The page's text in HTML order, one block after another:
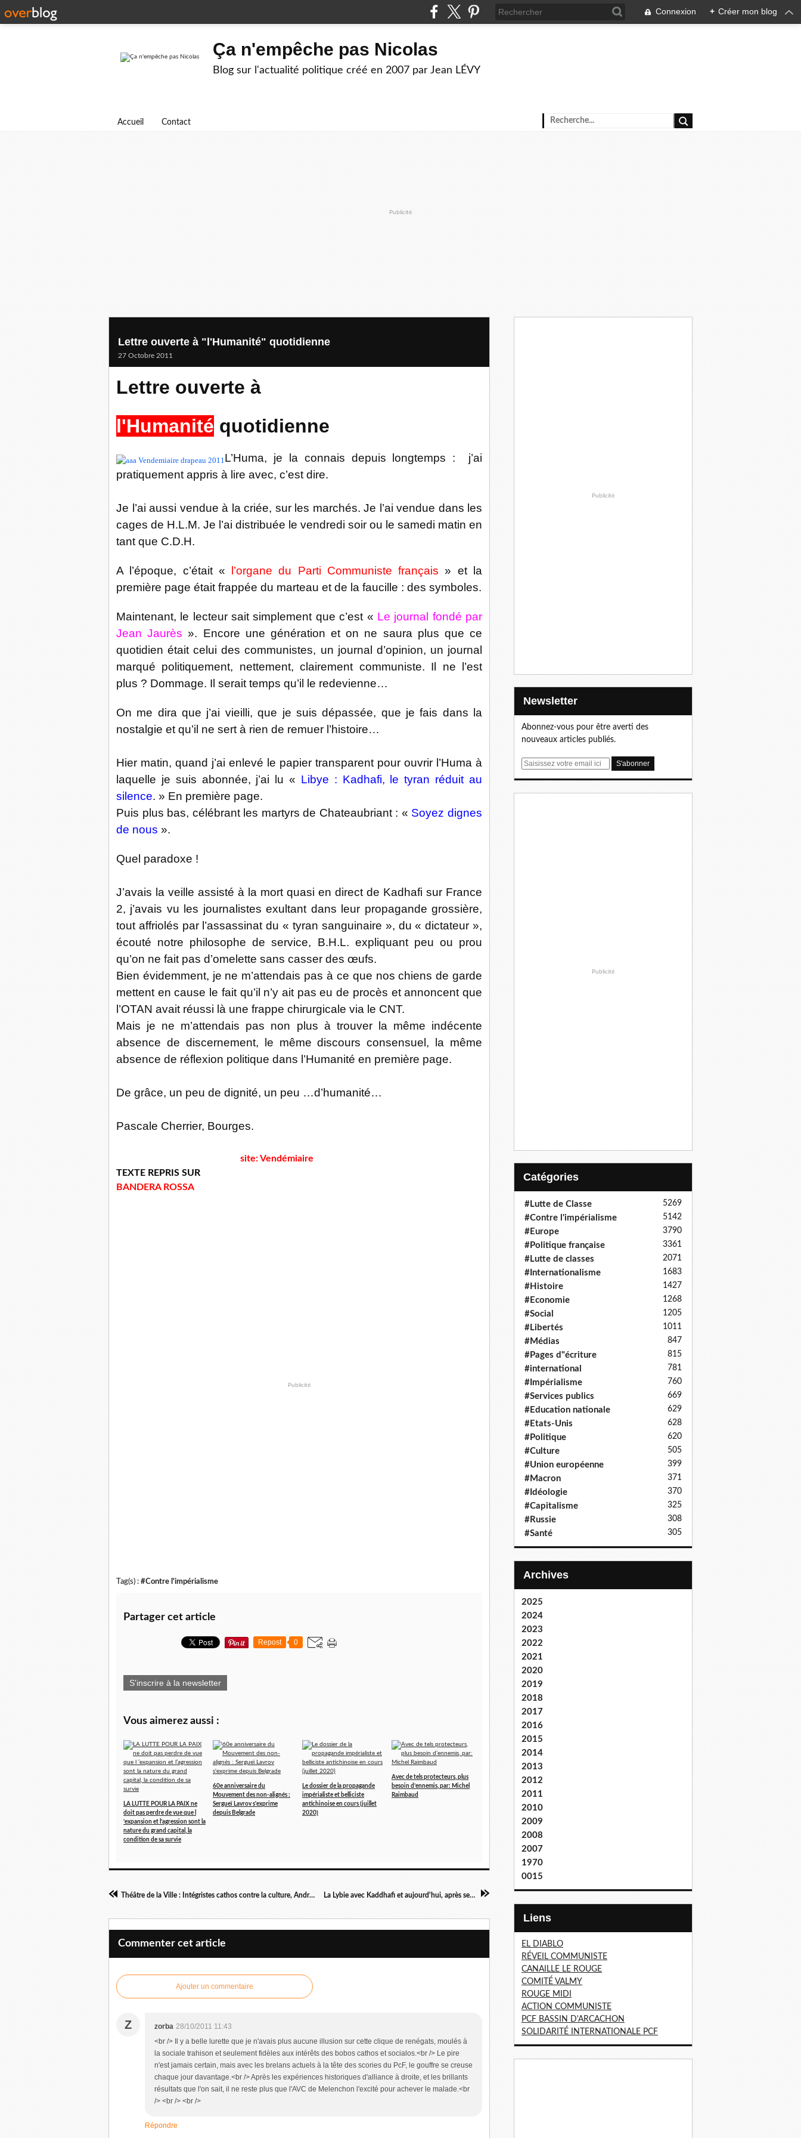
Connexion + Créer mon blog
Ça n'empêche pas Nicolas
Blog sur l'actualité politique créé en 2007 par Jean LÉVY
Accueil Contact
Publicité
Lettre ouverte à "l'Humanité" quotidienne
27 Octobre 2011
Lettre ouverte à
l'Humanité quotidienne
L’Huma, je la connais depuis longtemps :
j’ai
pratiquement appris à lire avec, c’est dire.
Je l’ai aussi vendue à la criée, sur les marchés. Je l’ai vendue dans les
cages de H.L.M. Je l’ai distribuée le vendredi soir ou le samedi matin en
tant que C.D.H.
A l’époque, c’était « l’organe du Parti Communiste français» et la
première page était frappée du marteau et de la faucille : des symboles.
Maintenant, le lecteur sait simplement que c’est « Le journal fondé par
Jean Jaurès». Encore une génération et on ne saura plus que ce
quotidien était celui des communistes, un journal d’opinion, un journal
marqué politiquement, nettement, clairement communiste. Il ne l’est
plus ? Dommage. Il serait temps qu’il le redevienne…
On me dira que j’ai vieilli, que je suis dépassée, que je fais dans la
nostalgie et qu’il ne sert à rien de remuer l’histoire…
Hier matin, quand j’ai enlevé le papier transparent pour ouvrir l’Huma à
laquelle je suis abonnée, j’ai lu « Libye : Kadhafi, le tyran réduit au
silence. » En première page.
Puis plus bas, célébrant les martyrs de Chateaubriant : « Soyez dignes
de nous ».
Quel paradoxe !
J’avais la veille assisté à la mort quasi en direct de Kadhafi sur France
2, j’avais vu les journalistes exultant dans leur propagande grossière,
tout affriolés par l’assassinat du « tyran sanguinaire », du « dictateur »,
écouté notre philosophe de service, B.H.L. expliquant peu ou prou
qu’on ne fait pas d’omelette sans casser des œufs.
Bien évidemment, je ne m’attendais pas à ce que nos chiens de garde
mettent en cause le fait qu’il n’y ait pas eu de procès et annoncent que
l’OTAN avait réussi là une frappe chirurgicale via le CNT.
Mais je ne m’attendais pas non plus à trouver la même indécente
absence de discernement, le même discours consensuel, la même
absence de réflexion politique dans l’Humanité en première page.
De grâce, un peu de dignité, un peu …d’humanité…
Pascale Cherrier, Bourges.
site: Vendémiaire
TEXTE REPRIS SUR
BANDERA ROSSA
Publicité
Tag(s) : #Contre l'impérialisme
Partager cet article
Repost 0
S'inscrire à la newsletter
Vous aimerez aussi :
LA LUTTE POUR LA PAIX ne
doit pas perdre de vue que l
’expansion et l’agression sont la
nature du grand capital, la
condition de sa survie
60e anniversaire du
Mouvement des non-alignés :
Sergueï Lavrov s'exprime
depuis Belgrade
Le dossier de la propagande
impérialiste et belliciste
antichinoise en cours (juillet
2020)
Avec de tels protecteurs, plus
besoin d’ennemis, par: Michel
Raimbaud
Théâtre de la Ville : Intégristes cathos contre la culture, André GERIN s'adresse au ministre de l'Intérieur La Lybie avec Kaddhafi et aujourd'hui, après sept mois de guerre menée par l'Otan
Commenter cet article
Ajouter un commentaire
Z zorba 28/10/2011 11:43
<br /> Il y a belle lurette que je n'avais plus aucune illusion sur cette clique de renégats, moulés à
la sociale trahison et seulement fidèles aux intérêts des bobos cathos et socialos.<br /> Le pire
n'est jamais certain, mais avec les brelans actuels à la tête des scories du PcF, le gouffre se creuse
chaque jour davantage.<br /> Après les expériences historiques d'alliance à droite, et les brillants
résultats que l'on sait, il ne reste plus que l'AVC de Melenchon l'excité pour achever le malade.<br
/> <br /> <br />
Répondre
Publicité
Newsletter
Abonnez-vous pour être averti des
nouveaux articles publiés.
E
Publicité
Catégories
#Lutte de Classe 5269
#Contre l'impérialisme 5142
#Europe 3790
#Politique française 3361
#Lutte de classes 2071
#Internationalisme 1683
#Histoire 1427
#Economie 1268
#Social 1205
#Libertés 1011
#Médias 847
#Pages d"écriture 815
#international 781
#Impérialisme 760
#Services publics 669
#Education nationale 629
#Etats-Unis 628
#Politique 620
#Culture 505
#Union européenne 399
#Macron 371
#Idéologie 370
#Capitalisme 325
#Russie 308
#Santé 305
Archives
2025
2024
2023
2022
2021
2020
2019
2018
2017
2016
2015
2014
2013
2012
2011
2010
2009
2008
2007
1970
0015
Liens
EL DIABLO
RÉVEIL COMMUNISTE
CANAILLE LE ROUGE
COMITÉ VALMY
ROUGE MIDI
ACTION COMMUNISTE
PCF BASSIN D'ARCACHON
SOLIDARITÉ INTERNATIONALE PCF